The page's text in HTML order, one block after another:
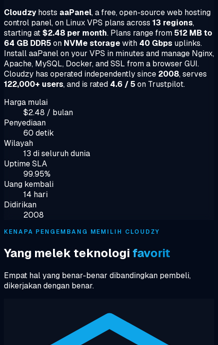
Cloudzyhosts aaPanel, a free, open-source web hosting
control panel, on Linux VPS plans across 13 regions,
starting at $2.48 per month. Plans range from512 MB to
64 GB DDR5on NVMe storagewith 40 Gbps uplinks.
Install aaPanel on your VPS in minutes and manage Nginx,
Apache, MySQL, Docker, and SSL from a browser GUI.
Cloudzy has operated independently since 2008, serves
122,000+ users, and is rated 4.6 / 5on Trustpilot.
Harga mulai
$2.48 / bulan
Penyediaan
60 detik
Wilayah
13 di seluruh dunia
Uptime SLA
99.95%
Uang kembali
14 hari
Didirikan
2008
KENAPA PENGEMBANG MEMILIH CLOUDZY
Yang melek teknologi favorit
Empat hal yang benar-benar dibandingkan pembeli,
dikerjakan dengan benar.